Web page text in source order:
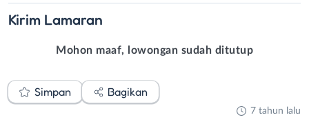
Kirim Lamaran
Mohon maaf, lowongan sudah ditutup
Simpan Bagikan
7 tahun lalu